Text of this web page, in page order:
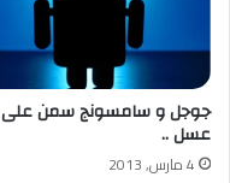
جوجل و سامسونج سمن على
عسل ..
4 مارس, 2013